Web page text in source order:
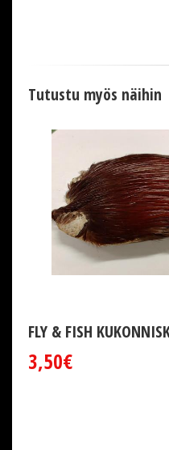
Tutustu myös näihin
FLY & FISH
3,50€